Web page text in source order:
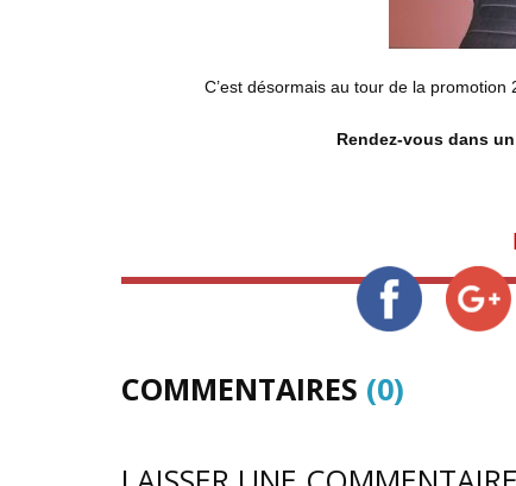
C’est désormais au tour de la
Rendez-vous dans
COMMENTAIRES (0)